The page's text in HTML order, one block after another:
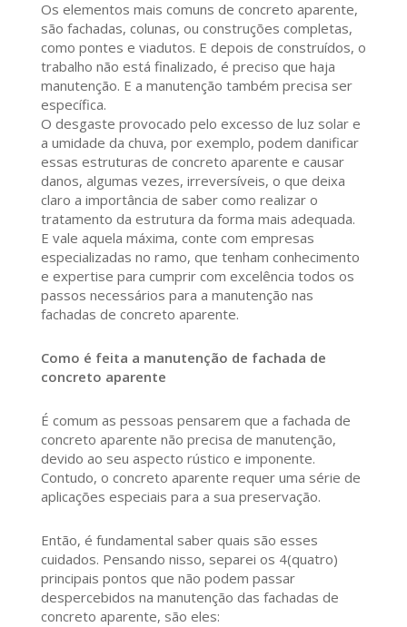
Os elementos mais comuns de concreto aparente,
são fachadas, colunas, ou construções completas,
como pontes e viadutos. E depois de construídos, o
trabalho não está finalizado, é preciso que haja
manutenção. E a manutenção também precisa ser
específica.
O desgaste provocado pelo excesso de luz solar e
a umidade da chuva, por exemplo, podem danificar
essas estruturas de concreto aparente e causar
danos, algumas vezes, irreversíveis, o que deixa
claro a importância de saber como realizar o
tratamento da estrutura da forma mais adequada.
E vale aquela máxima, conte com empresas
especializadas no ramo, que tenham conhecimento
e expertise para cumprir com excelência todos os
passos necessários para a manutenção nas
fachadas de concreto aparente.
Como é feita a manutenção de fachada de
concreto aparente
É comum as pessoas pensarem que a fachada de
concreto aparente não precisa de manutenção,
devido ao seu aspecto rústico e imponente.
Contudo, o concreto aparente requer uma série de
aplicações especiais para a sua preservação.
Então, é fundamental saber quais são esses
cuidados. Pensando nisso, separei os 4(quatro)
principais pontos que não podem passar
despercebidos na manutenção das fachadas de
concreto aparente, são eles: